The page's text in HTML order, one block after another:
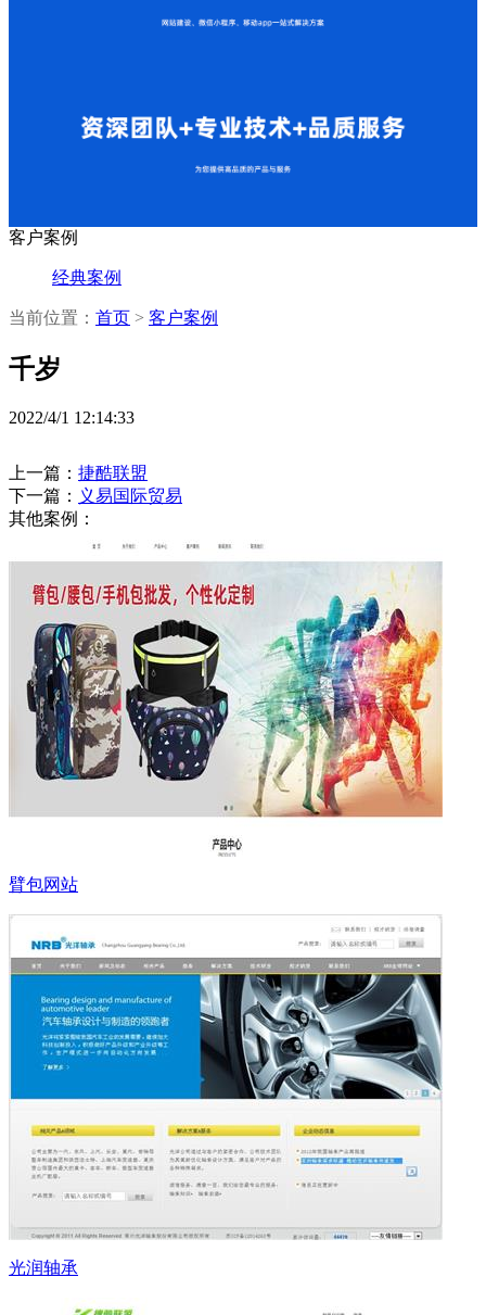
客户案例
经典案例
当前位置： 首页 > 客户案例
千岁
2022/4/1 12:14:33
上一篇： 捷酷联盟
下一篇： 义易国际贸易
其他案例：
臂包网站
光润轴承